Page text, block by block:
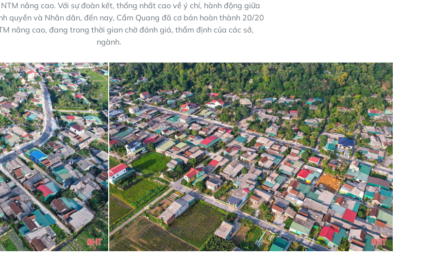
nâng cao. Với sự đoàn kết, thống nhất cao về ý chí, hành động giữa
quyền và Nhân dân, đến nay, Cẩm Quang đã cơ bản hoàn thành 20/20
nâng cao, đang trong thời gian chờ đánh giá, thẩm định của các sở,
ngành.